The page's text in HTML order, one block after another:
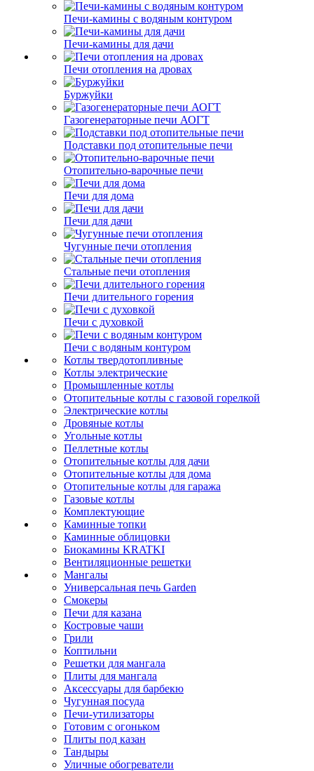
Печи-камины с водяным контуром
Печи-камины для дачи
Печи отопления на дровах
Буржуйки
Газогенераторные печи АОГТ
Подставки под отопительные печи
Отопительно-варочные печи
Печи для дома
Печи для дачи
Чугунные печи отопления
Стальные печи отопления
Печи длительного горения
Печи с духовкой
Печи с водяным контуром
Котлы твердотопливные
Котлы электрические
Промышленные котлы
Отопительные котлы с газовой горелкой
Электрические котлы
Дровяные котлы
Угольные котлы
Пеллетные котлы
Отопительные котлы для дачи
Отопительные котлы для дома
Отопительные котлы для гаража
Газовые котлы
Комплектующие
Каминные топки
Каминные облицовки
Биокамины KRATKI
Вентиляционные решетки
Мангалы
Универсальная печь Garden
Смокеры
Печи для казана
Костровые чаши
Грили
Коптильни
Решетки для мангала
Плиты для мангала
Аксессуары для барбекю
Чугунная посуда
Печи-утилизаторы
Готовим с огоньком
Плиты под казан
Тандыры
Уличные обогреватели